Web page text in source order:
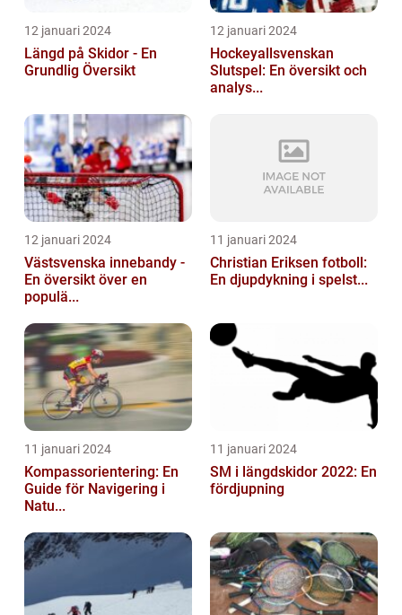
12 januari 2024
Längd på Skidor - En
Grundlig Översikt
12 januari 2024
Hockeyallsvenskan
Slutspel: En översikt och
analys...
12 januari 2024
Västsvenska innebandy -
En översikt över en
populä...
11 januari 2024
Christian Eriksen fotboll:
En djupdykning i spelst...
11 januari 2024
Kompassorientering: En
Guide för Navigering i
Natu...
11 januari 2024
SM i längdskidor 2022: En
fördjupning